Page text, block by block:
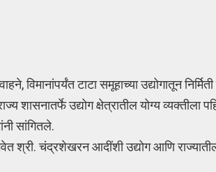
विमानांपर्यंत टाटा समूहाच्या उद्योगातून
शासनातर्फे उद्योग क्षेत्रातील योग्य व्यक्तीला
सांगितले.
श्री. चंद्रशेखरन आदींशी उद्योग आणि